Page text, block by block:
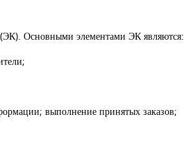
(ЭК). Основными элементами ЭК являются:
выполнение принятых заказов;